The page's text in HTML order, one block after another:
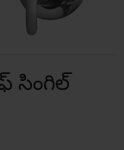
సింగిల్